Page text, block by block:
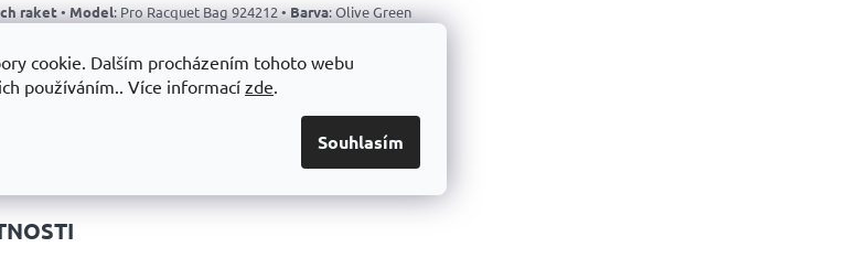
cookie. Dalším procházením tohoto webu
používáním.. Více informací zde
Souhlasím
raket• Model: Pro Racquet Bag 924212 • Barva: Olive Green
ÚROVNĚ HRÁČŮ
pokročilé tenisové hráče, tak
, kteří potřebují spolehlivě přenášet